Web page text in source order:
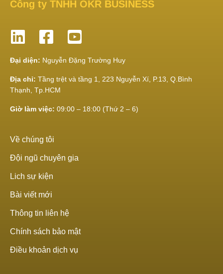
Công ty TNHH OKR BUSINESS
Đại diện: Nguyễn Đặng Trường Huy
Địa chỉ: Tầng trệt và tầng 1, 223 Nguyễn Xí, P.13, Q.Bình
Thạnh, Tp.HCM
Giờ làm việc: 09:00 – 18:00 (Thứ 2 – 6)
Về chúng tôi
Đội ngũ chuyên gia
Lich sự kiện
Bài viết mới
Thông tin liên hệ
Chính sách bảo mật
Điều khoản dịch vụ